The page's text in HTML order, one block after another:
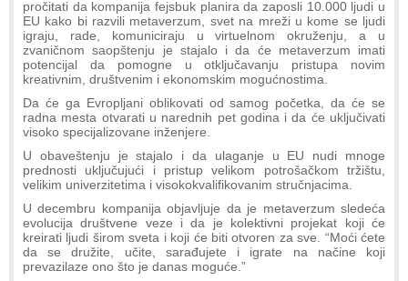
pročitati da kompanija fejsbuk planira da zaposli 10.000 ljudi u
EU kako bi razvili metaverzum, svet na mreži u kome se ljudi
igraju, rade, komuniciraju u virtuelnom okruženju, a u
zvaničnom saopštenju je stajalo i da će metaverzum imati
potencijal da pomogne u otključavanju pristupa novim
kreativnim, društvenim i ekonomskim mogućnostima.
Da će ga Evropljani oblikovati od samog početka, da će se
radna mesta otvarati u narednih pet godina i da će uključivati
visoko specijalizovane inženjere.
U obaveštenju je stajalo i da ulaganje u EU nudi mnoge
prednosti uključujući i pristup velikom potrošačkom tržištu,
velikim univerzitetima i visokokvalifikovanim stručnjacima.
U decembru kompanija objavljuje da je metaverzum sledeća
evolucija društvene veze i da je kolektivni projekat koji će
kreirati ljudi širom sveta i koji će biti otvoren za sve. “Moći ćete
da se družite, učite, sarađujete i igrate na načine koji
prevazilaze ono što je danas moguće.”